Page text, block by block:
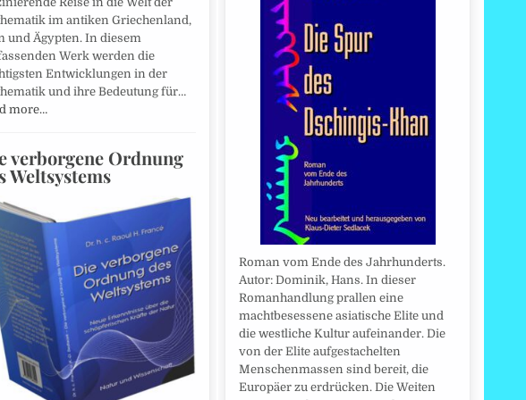
im antiken Griechenland,
und Ägypten. In diesem
Werk werden die
Entwicklungen in der
und ihre Bedeutung für…
more…
verborgene Ordnung
Weltsystems
Roman vom Ende des Jahrhunderts.
Autor: Dominik, Hans. In dieser
Romanhandlung prallen eine
machtbesessene asiatische Elite und
die westliche Kultur aufeinander. Die
von der Elite aufgestachelten
Menschenmassen sind bereit, die
Europäer zu erdrücken. Die Weiten